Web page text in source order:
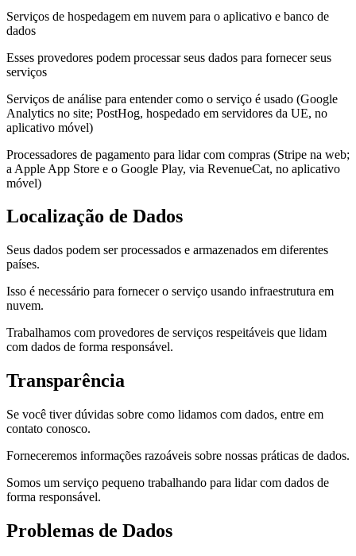
Serviços de hospedagem em nuvem para o aplicativo e banco de
dados
Esses provedores podem processar seus dados para fornecer seus
serviços
Serviços de análise para entender como o serviço é usado (Google
Analytics no site; PostHog, hospedado em servidores da UE, no
aplicativo móvel)
Processadores de pagamento para lidar com compras (Stripe na web;
a Apple App Store e o Google Play, via RevenueCat, no aplicativo
móvel)
Localização de Dados
Seus dados podem ser processados e armazenados em diferentes
países.
Isso é necessário para fornecer o serviço usando infraestrutura em
nuvem.
Trabalhamos com provedores de serviços respeitáveis que lidam
com dados de forma responsável.
Transparência
Se você tiver dúvidas sobre como lidamos com dados, entre em
contato conosco.
Forneceremos informações razoáveis sobre nossas práticas de dados.
Somos um serviço pequeno trabalhando para lidar com dados de
forma responsável.
Problemas de Dados